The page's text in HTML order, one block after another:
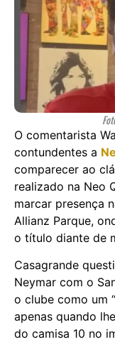
O comentarista
contundentes a
comparecer ao
realizado na Neo
marcar presença
Allianz Parque,
o título diante de
Casagrande
Neymar com o
o clube como um
apenas quando
do camisa 10 no